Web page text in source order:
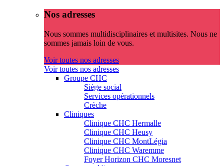
Nos adresses
Nous sommes multidisciplinaires et multisites. Nous ne
sommes jamais loin de vous.
Voir toutes nos adresses
Voir toutes nos adresses
Groupe CHC
Siège social
Services opérationnels
Crèche
Cliniques
Clinique CHC Hermalle
Clinique CHC Heusy
Clinique CHC MontLégia
Clinique CHC Waremme
Foyer Horizon CHC Moresnet